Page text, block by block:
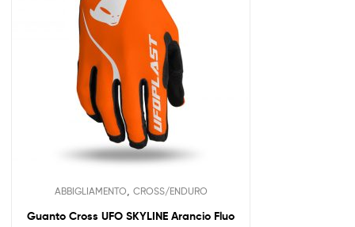
ABBIGLIAMENTO CROSS/ENDURO
Guanto Cross UFO SKYLINE Arancio Fluo